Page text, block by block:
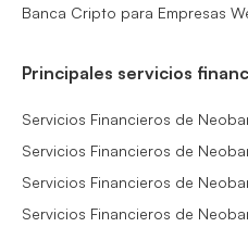
Banca Cripto para Empresas
Principales servicios
Servicios Financieros de
Servicios Financieros de
Servicios Financieros de
Servicios Financieros de